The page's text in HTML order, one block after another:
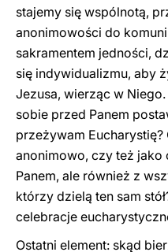
stajemy się wspólnotą,
anonimowości do
sakramentem jedności,
się indywidualizmu, aby
Jezusa, wierząc w
sobie przed Panem
przeżywam
anonimowo, czy też
Panem, ale również z
którzy dzielą ten sam
celebracje
Ostatni element: skąd